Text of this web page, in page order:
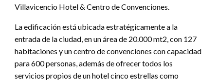
Villavicencio Hotel & Centro de Convenciones.
La edificación está ubicada estratégicamente a la
entrada de la ciudad, en un área de 20.000 mt2, con 127
habitaciones y un centro de convenciones con capacidad
para 600 personas, además de ofrecer todos los
servicios propios de un hotel cinco estrellas como